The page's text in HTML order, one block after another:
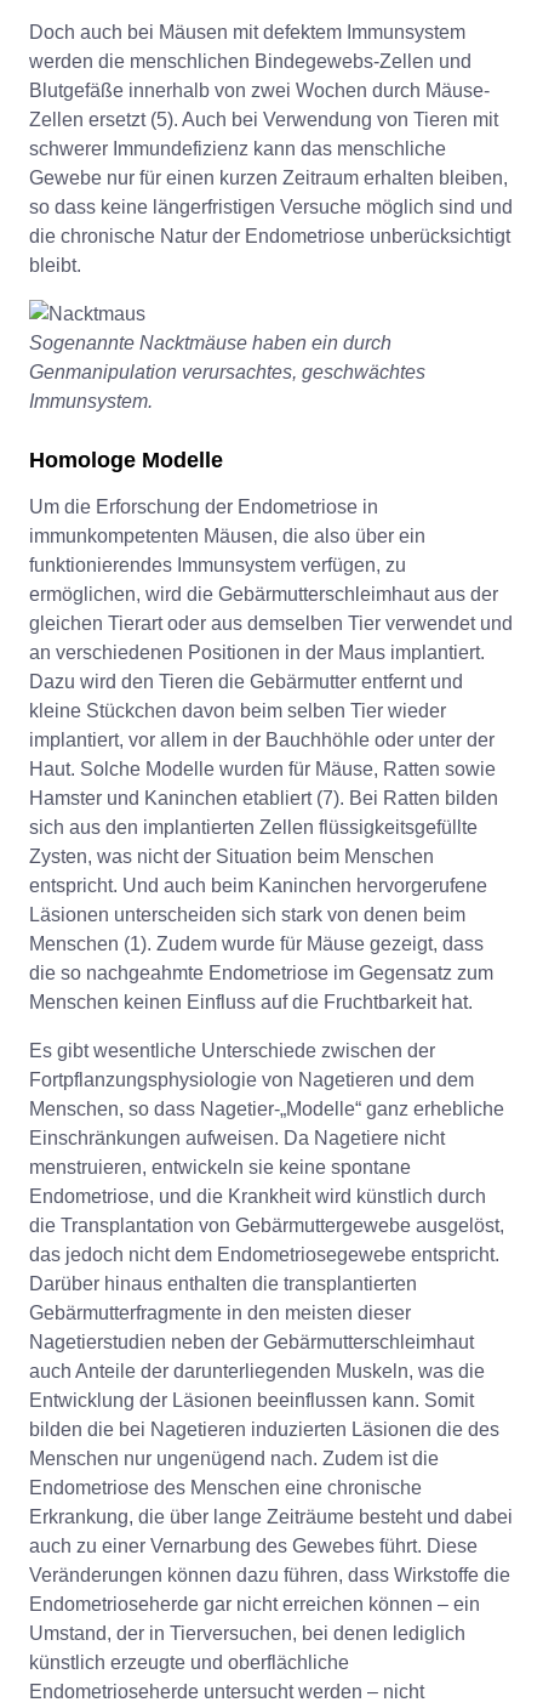
Doch auch bei Mäusen mit defektem Immunsystem
werden die menschlichen Bindegewebs-Zellen und
Blutgefäße innerhalb von zwei Wochen durch Mäuse-
Zellen ersetzt (5). Auch bei Verwendung von Tieren mit
schwerer Immundefizienz kann das menschliche
Gewebe nur für einen kurzen Zeitraum erhalten bleiben,
so dass keine längerfristigen Versuche möglich sind und
die chronische Natur der Endometriose unberücksichtigt
bleibt.
Sogenannte Nacktmäuse haben ein durch
Genmanipulation verursachtes, geschwächtes
Immunsystem.
Homologe Modelle
Um die Erforschung der Endometriose in
immunkompetenten Mäusen, die also über ein
funktionierendes Immunsystem verfügen, zu
ermöglichen, wird die Gebärmutterschleimhaut aus der
gleichen Tierart oder aus demselben Tier verwendet und
an verschiedenen Positionen in der Maus implantiert.
Dazu wird den Tieren die Gebärmutter entfernt und
kleine Stückchen davon beim selben Tier wieder
implantiert, vor allem in der Bauchhöhle oder unter der
Haut. Solche Modelle wurden für Mäuse, Ratten sowie
Hamster und Kaninchen etabliert (7). Bei Ratten bilden
sich aus den implantierten Zellen flüssigkeitsgefüllte
Zysten, was nicht der Situation beim Menschen
entspricht. Und auch beim Kaninchen hervorgerufene
Läsionen unterscheiden sich stark von denen beim
Menschen (1). Zudem wurde für Mäuse gezeigt, dass
die so nachgeahmte Endometriose im Gegensatz zum
Menschen keinen Einfluss auf die Fruchtbarkeit hat.
Es gibt wesentliche Unterschiede zwischen der
Fortpflanzungsphysiologie von Nagetieren und dem
Menschen, so dass Nagetier-„Modelle“ ganz erhebliche
Einschränkungen aufweisen. Da Nagetiere nicht
menstruieren, entwickeln sie keine spontane
Endometriose, und die Krankheit wird künstlich durch
die Transplantation von Gebärmuttergewebe ausgelöst,
das jedoch nicht dem Endometriosegewebe entspricht.
Darüber hinaus enthalten die transplantierten
Gebärmutterfragmente in den meisten dieser
Nagetierstudien neben der Gebärmutterschleimhaut
auch Anteile der darunterliegenden Muskeln, was die
Entwicklung der Läsionen beeinflussen kann. Somit
bilden die bei Nagetieren induzierten Läsionen die des
Menschen nur ungenügend nach. Zudem ist die
Endometriose des Menschen eine chronische
Erkrankung, die über lange Zeiträume besteht und dabei
auch zu einer Vernarbung des Gewebes führt. Diese
Veränderungen können dazu führen, dass Wirkstoffe die
Endometrioseherde gar nicht erreichen können – ein
Umstand, der in Tierversuchen, bei denen lediglich
künstlich erzeugte und oberflächliche
Endometrioseherde untersucht werden – nicht